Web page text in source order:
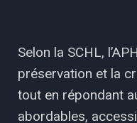
Selon la SCHL,
préservation et la
tout en répondant
abordables,